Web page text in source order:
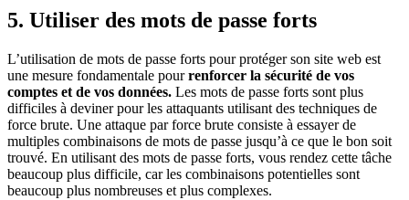
5. Utiliser des mots de passe forts
L’utilisation de mots de passe forts pour protéger son site web est
une mesure fondamentale pourrenforcer la sécurité de vos
comptes et de vos données. Les mots de passe forts sont plus
difficiles à deviner pour les attaquants utilisant des techniques de
force brute. Une attaque par force brute consiste à essayer de
multiples combinaisons de mots de passe jusqu’à ce que le bon soit
trouvé. En utilisant des mots de passe forts, vous rendez cette tâche
beaucoup plus difficile, car les combinaisons potentielles sont
beaucoup plus nombreuses et plus complexes.